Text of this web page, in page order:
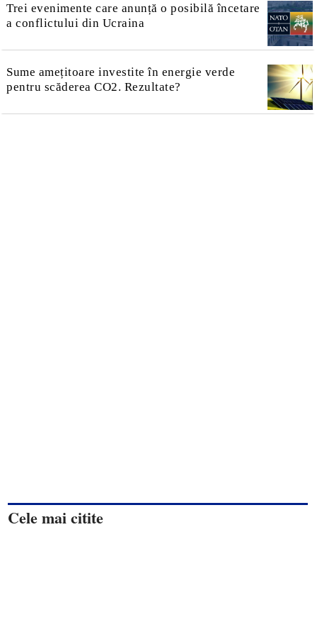
Trei evenimente care anunță o posibilă încetare
a conflictului din Ucraina
Sume amețitoare investite în energie verde
pentru scăderea CO2. Rezultate?
Cele mai citite